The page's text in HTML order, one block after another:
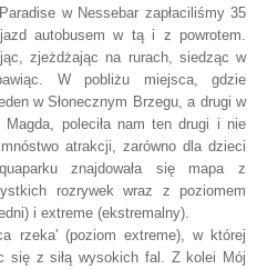
w Nessebar zapłaciliśmy 35
autobusem w tą i z powrotem.
zjeżdżając na rurach, siedząc w
W pobliżu miejsca, gdzie
w Słonecznym Brzegu, a drugi w
poleciła nam ten drugi i nie
atrakcji, zarówno dla dzieci
znajdowała się mapa z
rozrywek wraz z poziomem
i extreme (ekstremalny).
rzeka' (poziom extreme), w której
się z siłą wysokich fal. Z kolei Mój